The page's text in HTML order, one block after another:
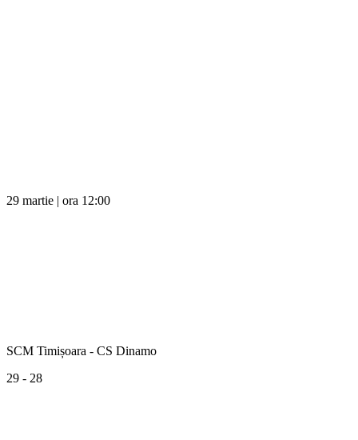
29 martie | ora 12:00
SCM Timișoara - CS Dinamo
29 - 28